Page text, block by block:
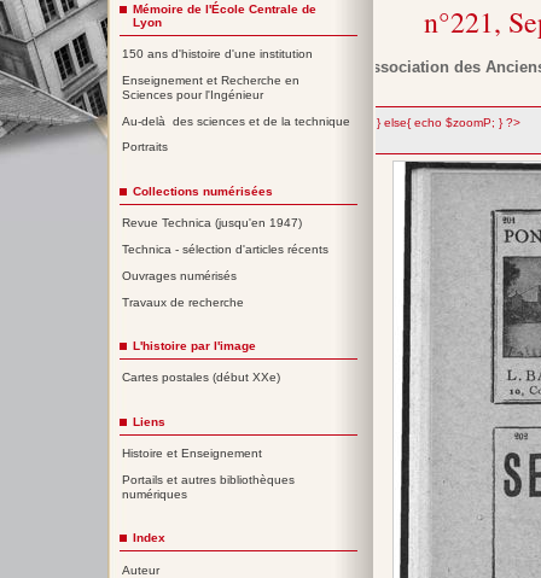
n°221,
Association des
";} else{ echo $zoomP; } ?>
Mémoire de l'École Centrale de
Lyon
150 ans d'histoire d'une institution
Enseignement et Recherche en
Sciences pour l'Ingénieur
Au-delà des sciences et de la technique
Portraits
Collections numérisées
Revue Technica (jusqu'en 1947)
Technica - sélection d'articles récents
Ouvrages numérisés
Travaux de recherche
L'histoire par l'image
Cartes postales (début XXe)
Liens
Histoire et Enseignement
Portails et autres bibliothèques
numériques
Index
Auteur